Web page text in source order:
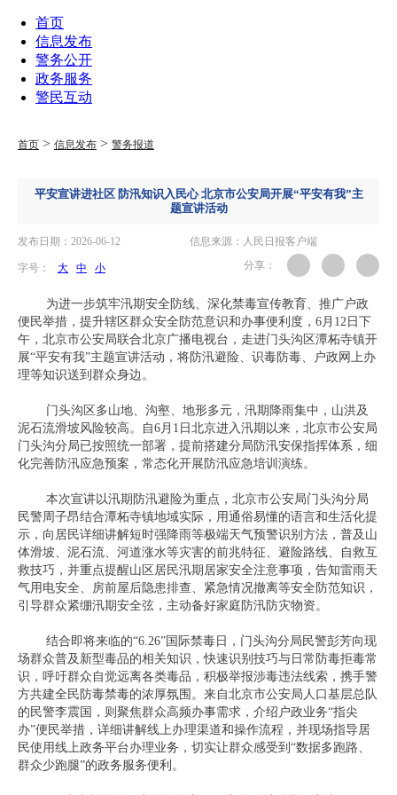
首页
信息发布
警务公开
政务服务
警民互动
首页 > 信息发布 > 警务报道
平安宣讲进社区 防汛知识入民心 北京市公安局开展“平安有我”主
题宣讲活动
发布日期：2026-06-12 信息来源：人民日报客户端
字号： 大 中 小 分享：
为进一步筑牢汛期安全防线、深化禁毒宣传教育、推广户政
便民举措，提升辖区群众安全防范意识和办事便利度，6月12日下
午，北京市公安局联合北京广播电视台，走进门头沟区潭柘寺镇开
展“平安有我”主题宣讲活动，将防汛避险、识毒防毒、户政网上办
理等知识送到群众身边。
门头沟区多山地、沟壑、地形多元，汛期降雨集中，山洪及
泥石流滑坡风险较高。自6月1日北京进入汛期以来，北京市公安局
门头沟分局已按照统一部署，提前搭建分局防汛安保指挥体系，细
化完善防汛应急预案，常态化开展防汛应急培训演练。
本次宣讲以汛期防汛避险为重点，北京市公安局门头沟分局
民警周子昂结合潭柘寺镇地域实际，用通俗易懂的语言和生活化提
示，向居民详细讲解短时强降雨等极端天气预警识别方法，普及山
体滑坡、泥石流、河道涨水等灾害的前兆特征、避险路线、自救互
救技巧，并重点提醒山区居民汛期居家安全注意事项，告知雷雨天
气用电安全、房前屋后隐患排查、紧急情况撤离等安全防范知识，
引导群众紧绷汛期安全弦，主动备好家庭防汛防灾物资。
结合即将来临的“6.26”国际禁毒日，门头沟分局民警彭芳向现
场群众普及新型毒品的相关知识，快速识别技巧与日常防毒拒毒常
识，呼吁群众自觉远离各类毒品，积极举报涉毒违法线索，携手警
方共建全民防毒禁毒的浓厚氛围。来自北京市公安局人口基层总队
的民警李震国，则聚焦群众高频办事需求，介绍户政业务“指尖
办”便民举措，详细讲解线上办理渠道和操作流程，并现场指导居
民使用线上政务平台办理业务，切实让群众感受到“数据多跑路、
群众少跑腿”的政务服务便利。